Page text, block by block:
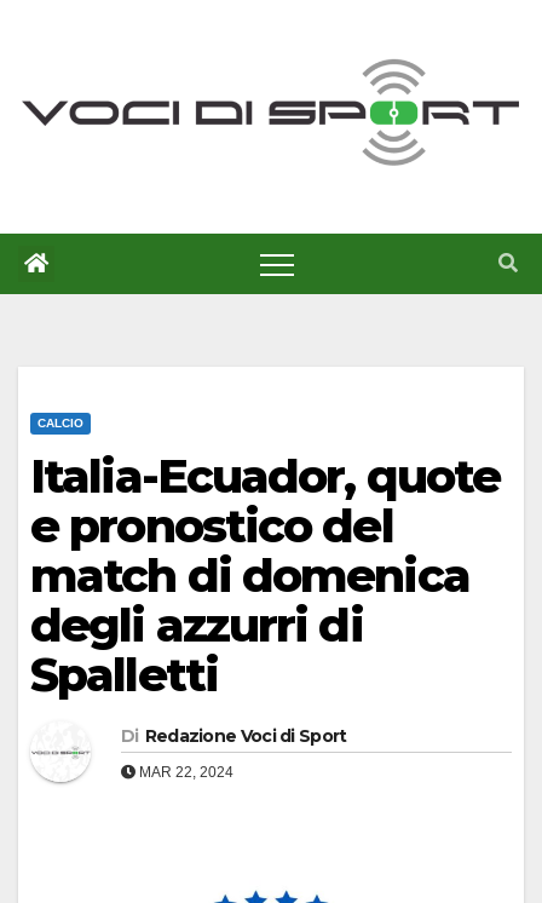
CALCIO
Italia-Ecuador, quote
e pronostico del
match di domenica
degli azzurri di
Spalletti
Di Redazione Voci di Sport
MAR 22, 2024